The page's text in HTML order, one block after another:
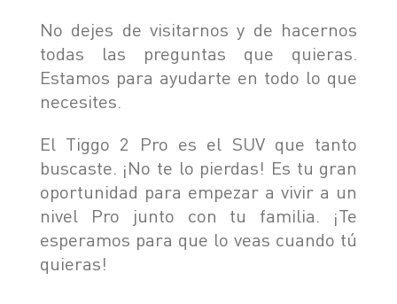
No dejes de visitarnos y de hacernos
todas las preguntas que quieras.
Estamos para ayudarte en todo lo que
necesites.
El Tiggo 2 Pro es el SUV que tanto
buscaste. ¡No te lo pierdas! Es tu gran
oportunidad para empezar a vivir a un
nivel Pro junto con tu familia. ¡Te
esperamos para que lo veas cuando tú
quieras!